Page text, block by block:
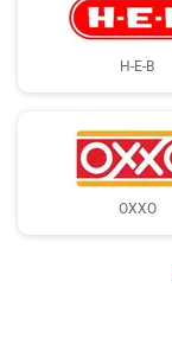
H-E-B
OXXO